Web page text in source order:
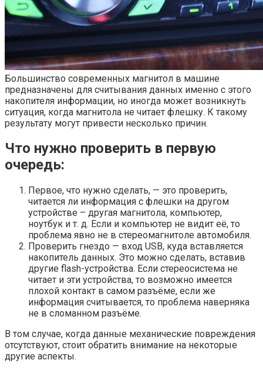
Большинство современных магнитол в машине
предназначены для считывания данных именно с этого
накопителя информации, но иногда может возникнуть
ситуация, когда магнитола не читает флешку. К такому
результату могут привести несколько причин.
Что нужно проверить в первую
очередь:
Первое, что нужно сделать, — это проверить,
читается ли информация с флешки на другом
устройстве – другая магнитола, компьютер,
ноутбук и т. д. Если и компьютер не видит её, то
проблема явно не в стереомагнитоле автомобиля.
Проверить гнездо — вход USB, куда вставляется
накопитель данных. Это можно сделать, вставив
другие flash-устройства. Если стереосистема не
читает и эти устройства, то возможно имеется
плохой контакт в самом разъёме, если же
информация считывается, то проблема наверняка
не в сломанном разъёме.
В том случае, когда данные механические повреждения
отсутствуют, стоит обратить внимание на некоторые
другие аспекты.